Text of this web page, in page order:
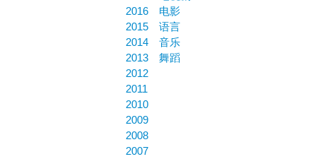
2016
2015
2014
2013
2012
2011
2010
2009
2008
2007
电影
语言
音乐
舞蹈